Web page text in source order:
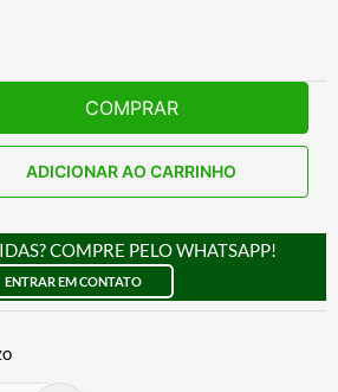
COMPRAR
ADICIONAR AO CARRINHO
COMPRE PELO WHATSAPP!
ENTRAR EM CONTATO